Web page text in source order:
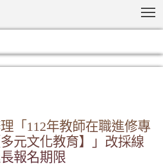
「112年教師在職進修專
元文化教育】」改採線
報名期限